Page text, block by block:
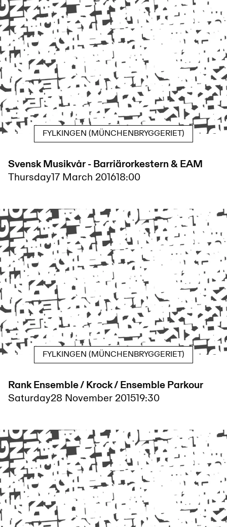
FYLKINGEN (MÜNCHENBRYGGERIET)
Svensk Musikvår - Barriärorkestern & EAM
Thursday17 March 201618:00
FYLKINGEN (MÜNCHENBRYGGERIET)
Rank Ensemble / Krock / Ensemble Parkour
Saturday28 November 201519:30